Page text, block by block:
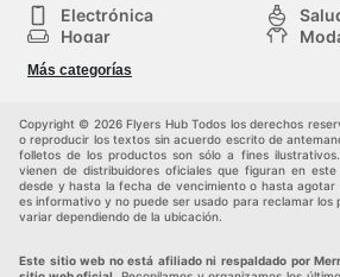
Electrónica
Hogar
Herramientas y jardinería
Infancia
Más categorías
Copyright © 2026 Flyers Hub Todos los derechos
o reproducir los textos sin acuerdo escrito de
folletos de los productos son sólo a fines
vienen de distribuidores oficiales que figuran en
desde y hasta la fecha de vencimiento o hasta
es informativo y no puede ser usado para reclamar los
variar dependiendo de la ubicación.
Este sitio web no está afiliado ni respaldado por